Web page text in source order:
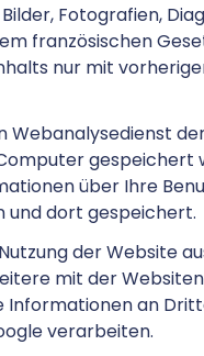
Fotografien,
französischen
nur mit
über Ihre
und dort gespeichert.
der Website
mit der
Informationen an
verarbeiten.